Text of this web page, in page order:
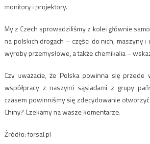
monitory i projektory.
My z Czech sprowadziliśmy z kolei głównie
na polskich drogach – części do nich, maszyny i
wyroby przemysłowe, a także chemikalia –
Czy uważacie, że Polska powinna się przede
współpracy z naszymi sąsiadami z grupy
czasem powinniśmy się zdecydowanie
Chiny? Czekamy na wasze komentarze.
Źródło: forsal.pl